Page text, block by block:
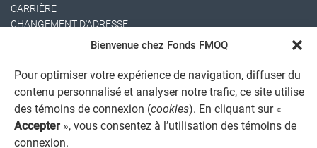
Bienvenue chez Fonds FMOQ
Pour optimiser votre expérience de navigation, diffuser du
contenu personnalisé et analyser notre trafic, ce site utilise
des témoins de connexion (cookies). En cliquant sur «
Accepter », vous consentez à l’utilisation des témoins de
connexion.
CARRIÈRE
CHANGEMENT D'ADRESSE